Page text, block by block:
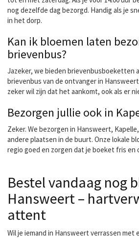
nog dezelfde dag bezorgd. Handig als je
in het dorp.
Kan ik bloemen laten
brievenbus?
Jazeker, we bieden brievenbusboeketten
brievenbus van de ontvanger in
zeker wil zijn dat het aankomt, ook als er
Bezorgen jullie ook in
Zeker. We bezorgen in Hansweert,
andere plaatsen in de buurt. Onze lokale
regio goed en zorgen dat je boeket fris en
Bestel vandaag nog
Hansweert –
attent
Wil je iemand in Hansweert verrassen met